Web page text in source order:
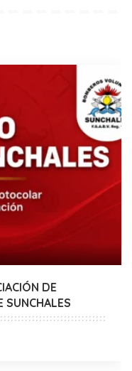
DE
SUNCHALES